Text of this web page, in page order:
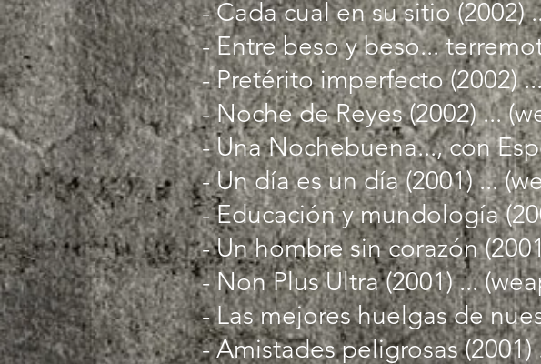
- Cada cual en su sitio (2002)
- Entre beso y beso...
- Pretérito imperfecto (2002)
- Noche de Reyes (2002) ...
- Una Nochebuena..., con
- Un día es un día (2001) ...
- Educación y mundología
- Un hombre sin corazón
- Non Plus Ultra (2001) ...
- Las mejores huelgas de
- Amistades peligrosas (2001)